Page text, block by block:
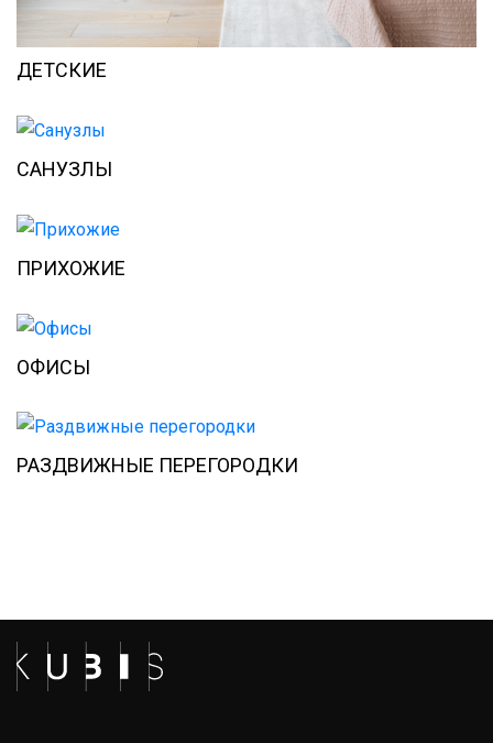
ДЕТСКИЕ
САНУЗЛЫ
ПРИХОЖИЕ
ОФИСЫ
РАЗДВИЖНЫЕ ПЕРЕГОРОДКИ